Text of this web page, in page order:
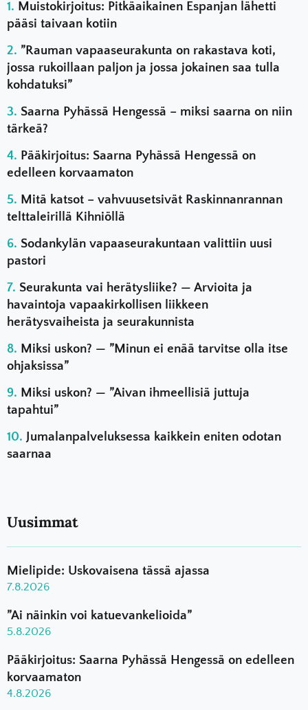
Muistokirjoitus: Pitkäaikainen Espanjan lähetti
pääsi taivaan kotiin
”Rauman vapaaseurakunta on rakastava koti,
jossa rukoillaan paljon ja jossa jokainen saa tulla
kohdatuksi”
Saarna Pyhässä Hengessä – miksi saarna on niin
tärkeä?
Pääkirjoitus: Saarna Pyhässä Hengessä on
edelleen korvaamaton
Mitä katsot – vahvuusetsivät Raskinnanrannan
telttaleirillä Kihniöllä
Sodankylän vapaaseurakuntaan valittiin uusi
pastori
Seurakunta vai herätysliike? — Arvioita ja
havaintoja vapaakirkollisen liikkeen
herätysvaiheista ja seurakunnista
Miksi uskon? — ”Minun ei enää tarvitse olla itse
ohjaksissa”
Miksi uskon? — ”Aivan ihmeellisiä juttuja
tapahtui”
Jumalanpalveluksessa kaikkein eniten odotan
saarnaa
Uusimmat
Mielipide: Uskovaisena tässä ajassa
7.8.2026
”Ai näinkin voi katuevankelioida”
5.8.2026
Pääkirjoitus: Saarna Pyhässä Hengessä on edelleen
korvaamaton
4.8.2026